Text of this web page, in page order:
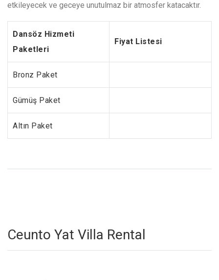
etkileyecek ve geceye unutulmaz bir atmosfer katacaktır.
Dansöz Hizmeti
Paketleri
Fiyat Listesi
Bronz Paket
Gümüş Paket
Altın Paket
Ceunto Yat Villa Rental